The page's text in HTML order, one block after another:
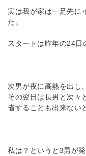
実は我が家は一足先に
た。
スタートは昨年の24日
次男が夜に高熱を出し
その翌日は長男と次々
省することも出来ない
私は？というと3男が